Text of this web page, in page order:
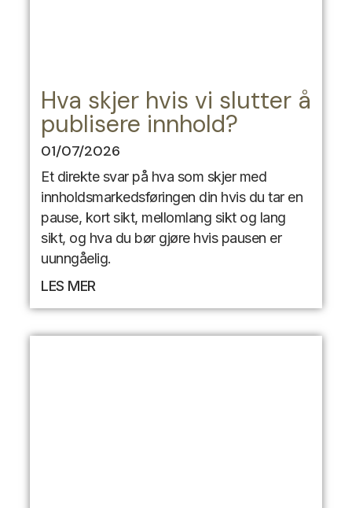
Hva skjer hvis vi slutter å
publisere innhold?
01/07/2026
Et direkte svar på hva som skjer med
innholdsmarkedsføringen din hvis du tar en
pause, kort sikt, mellomlang sikt og lang
sikt, og hva du bør gjøre hvis pausen er
uunngåelig.
LES MER